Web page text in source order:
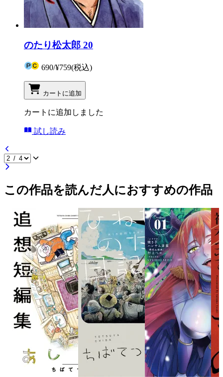
のたり松太郎 20
690/¥759(税込)
カートに追加
カートに追加しました
試し読み
この作品を読んだ人におすすめの作品